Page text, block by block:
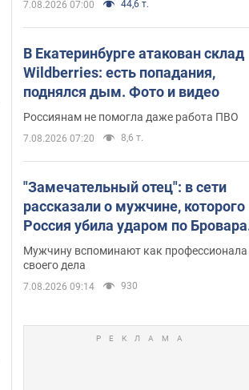
7.08.2026 07:00 44,6 т.
В Екатеринбурге атакован склад
Wildberries: есть попадания,
поднялся дым. Фото и видео
Россиянам не помогла даже работа ПВО
7.08.2026 07:20 8,6 т.
"Замечательный отец": в сети
рассказали о мужчине, которого
Россия убила ударом по
Фото
Мужчину вспоминают как профессионала
своего дела
7.08.2026 09:14 930